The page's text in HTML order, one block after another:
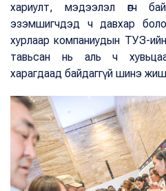
хариулт, мэдээлэл өгч
эзэмшигчдэд ч давхар
хурлаар компаниудын ТУЗ-
тавьсан нь аль ч
харагдаад байдаггүй шинэ